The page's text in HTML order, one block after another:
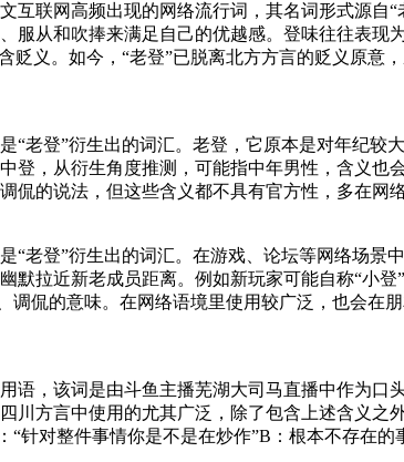
互联网高频出现的网络流行词，其名词形式源
服从和吹捧来满足自己的优越感。登味往往表
贬义。如今，“老登”已脱离北方方言的贬义原
“老登”衍生出的词汇。老登，它原本是对年纪
登，从衍生角度推测，可能指中年男性，含义
侃的说法，但这些含义都不具有官方性，多在网
“老登”衍生出的词汇。在游戏、论坛等网络场
默拉近新老成员距离。例如新玩家可能自称“小
调侃的意味。在网络语境里使用较广泛，也会
语，该词是由斗鱼主播芜湖大司马直播中作为
川方言中使用的尤其广泛，除了包含上述含义
“针对整件事情你是不是在炒作”B：根本不存在